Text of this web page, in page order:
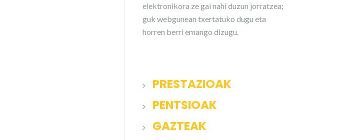
elektronikora ze gai nahi duzun jorratzea;
guk webgunean txertatuko dugu eta
horren berri emango dizugu.
PRESTAZIOAK
PENTSIOAK
GAZTEAK